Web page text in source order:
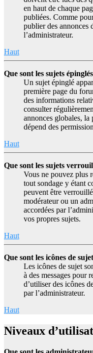
en haut de chaque
publiées. Comme
publier des annonces
l’administrateur.
Haut
Que sont les sujets
Un sujet épinglé
première page du
des informations
consulter
annonces globales, la
dépend des
Haut
Que sont les sujets
Vous ne pouvez plus
tout sondage y étant
peuvent être
modérateur ou un
accordées par
vos propres sujets.
Haut
Que sont les icônes de
Les icônes de sujet
à des messages pour
d’utiliser des icônes
par l’administrateur.
Haut
Niveaux